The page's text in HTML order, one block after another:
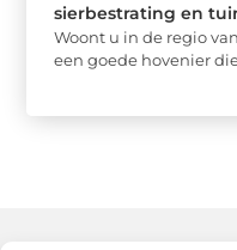
sierbestrating en
Woont u in de regio
een goede hovenier